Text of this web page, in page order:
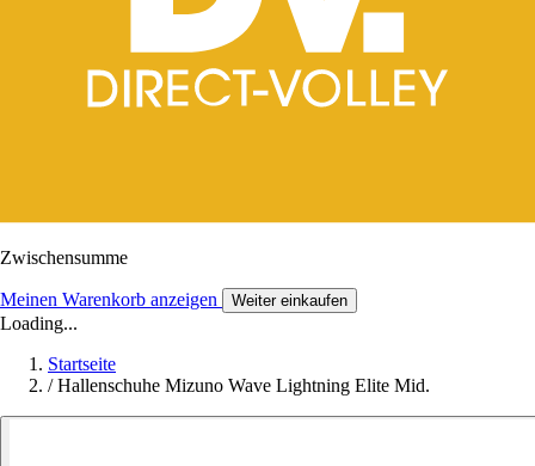
Zwischensumme
Meinen Warenkorb anzeigen Weiter einkaufen
Loading...
Startseite
/ Hallenschuhe Mizuno Wave Lightning Elite Mid.